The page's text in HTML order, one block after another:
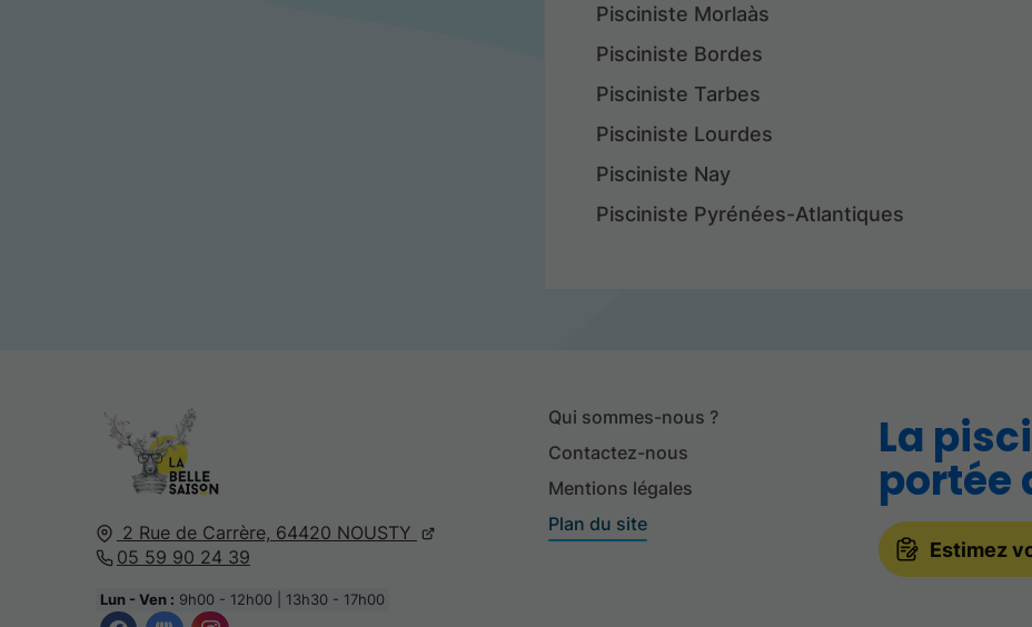
Pisciniste Morlaàs
Pisciniste Bordes
Pisciniste Tarbes
Pisciniste Lourdes
Pisciniste Nay
Pisciniste Pyrénées-Atlantiques
2 Rue de Carrère, 64420 NOUSTY
05 59 90 24 39
Lun - Ven : 9h00 - 12h00 | 13h30 - 17h00
Qui sommes-nous ?
Contactez-nous
Mentions légales
Plan du site
La
portée
Estimez